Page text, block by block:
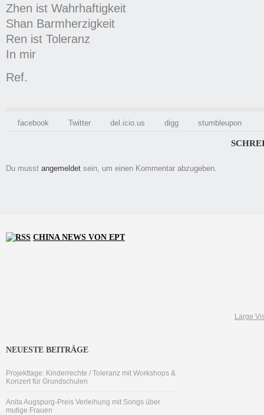
Zhen ist Wahrhaftigkeit
Shan Barmherzigkeit
Ren ist Toleranz
In mir
Ref.
facebook Twitter del.icio.us digg stumbleupon
Du musst angemeldet sein, um einen Kommentar abzugeben.
CHINA NEWS VON EPT
Large
NEUESTE BEITRÄGE
Projekttage: Kinderrechte / Toleranz mit Workshops &
Konzert für Grundschulen
Anita Augspurg-Preis Verleihung mit Songs über
mutige Frauen